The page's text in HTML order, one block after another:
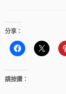
分享：
請按讚：